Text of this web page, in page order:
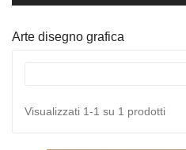
Arte disegno grafica
Visualizzati 1-1 su 1 prodotti